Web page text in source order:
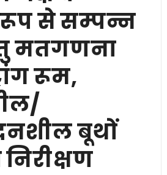
से सम्पन्न
मतगणना
रूम,
बूथों